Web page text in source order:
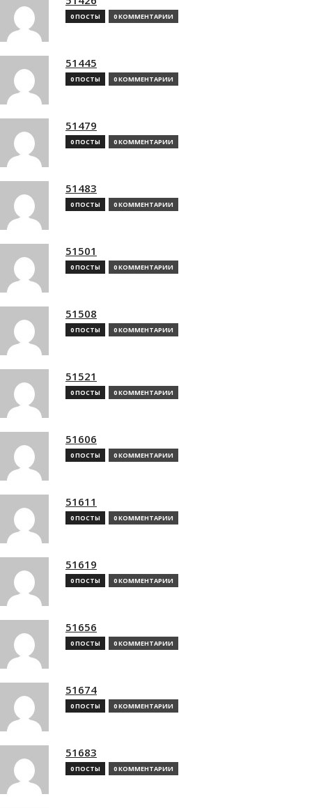
0 ПОСТЫ 0 КОММЕНТАРИИ
51445
0 ПОСТЫ 0 КОММЕНТАРИИ
51479
0 ПОСТЫ 0 КОММЕНТАРИИ
51483
0 ПОСТЫ 0 КОММЕНТАРИИ
51501
0 ПОСТЫ 0 КОММЕНТАРИИ
51508
0 ПОСТЫ 0 КОММЕНТАРИИ
51521
0 ПОСТЫ 0 КОММЕНТАРИИ
51606
0 ПОСТЫ 0 КОММЕНТАРИИ
51611
0 ПОСТЫ 0 КОММЕНТАРИИ
51619
0 ПОСТЫ 0 КОММЕНТАРИИ
51656
0 ПОСТЫ 0 КОММЕНТАРИИ
51674
0 ПОСТЫ 0 КОММЕНТАРИИ
51683
0 ПОСТЫ 0 КОММЕНТАРИИ